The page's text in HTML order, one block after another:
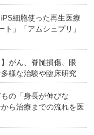
細胞使った再生医療
」「アムシェプリ」
がん、脊髄損傷、眼
様な治験や臨床研究
の「身長が伸びな
ら治療までの流れを医